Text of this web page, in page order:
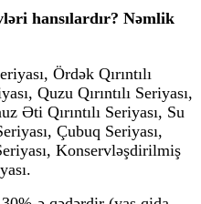
hansılardır? Nəmlik
Ördək Qırıntılı
Quzu Qırıntılı Seriyası,
Əti Qırıntılı Seriyası, Su
Çubuq Seriyası,
Konservləşdirilmiş